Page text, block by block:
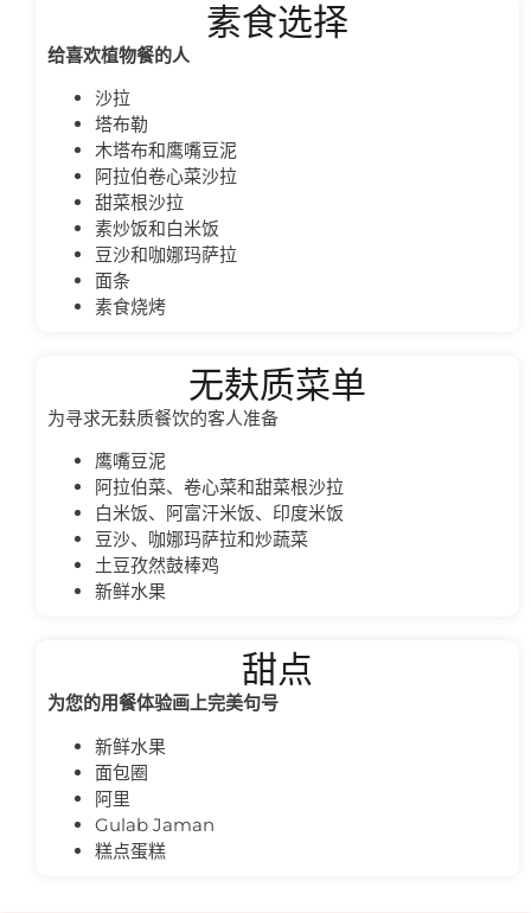
素食选择
给喜欢植物餐的人
沙拉
塔布勒
木塔布和鹰嘴豆泥
阿拉伯卷心菜沙拉
甜菜根沙拉
素炒饭和白米饭
豆沙和咖娜玛萨拉
面条
素食烧烤
无麸质菜单
为寻求无麸质餐饮的客人准备
鹰嘴豆泥
阿拉伯菜、卷心菜和甜菜根沙拉
白米饭、阿富汗米饭、印度米饭
豆沙、咖娜玛萨拉和炒蔬菜
土豆孜然鼓棒鸡
新鲜水果
甜点
为您的用餐体验画上完美句号
新鲜水果
面包圈
阿里
Gulab Jaman
糕点蛋糕